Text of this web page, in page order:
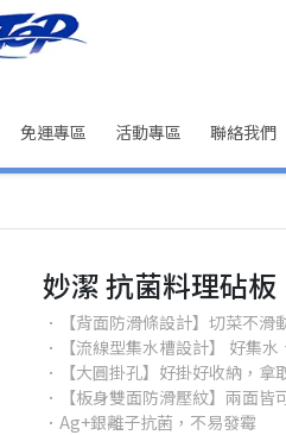
免運專區 活動專區 聯絡我們
妙潔 抗菌料理砧板
．【背面防滑條設計】切菜不滑
．【流線型集水槽設計】 好集
．【大圓掛孔】好掛好收納，拿
．【板身雙面防滑壓紋】兩面皆
．Ag+銀離子抗菌，不易發霉